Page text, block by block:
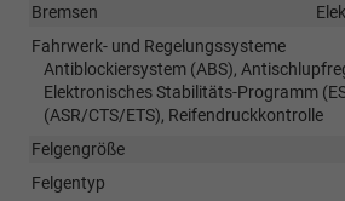
Bremsen
Fahrwerk- und Regelungssysteme
Antiblockiersystem (ABS),
Elektronisches Stabilitäts-Programm
(ASR/CTS/ETS), Reifendruckkontrolle
Felgengröße
Felgentyp